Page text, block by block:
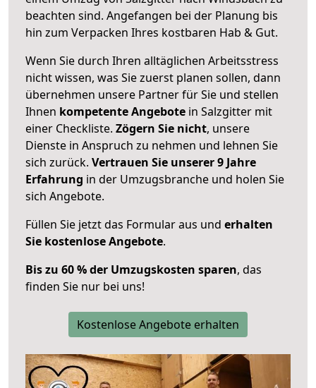
beachten sind. Angefangen bei der Planung bis
hin zum Verpacken Ihres kostbaren Hab & Gut.
Wenn Sie durch Ihren alltäglichen Arbeitsstress
nicht wissen, was Sie zuerst planen sollen, dann
übernehmen unsere Partner für Sie und stellen
Ihnen kompetente Angebote in Salzgitter mit
einer Checkliste. Zögern Sie nicht, unsere
Dienste in Anspruch zu nehmen und lehnen Sie
sich zurück. Vertrauen Sie unserer 9 Jahre
Erfahrung in der Umzugsbranche und holen Sie
sich Angebote.
Füllen Sie jetzt das Formular aus und erhalten
Sie kostenlose Angebote.
Bis zu 60 % der Umzugskosten sparen, das
finden Sie nur bei uns!
Kostenlose Angebote erhalten